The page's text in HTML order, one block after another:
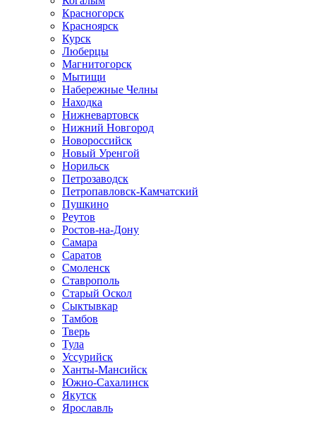
Красногорск
Красноярск
Курск
Люберцы
Магнитогорск
Мытищи
Набережные Челны
Находка
Нижневартовск
Нижний Новгород
Новороссийск
Новый Уренгой
Норильск
Петрозаводск
Петропавловск-Камчатский
Пушкино
Реутов
Ростов-на-Дону
Самара
Саратов
Смоленск
Ставрополь
Старый Оскол
Сыктывкар
Тамбов
Тверь
Тула
Уссурийск
Ханты-Мансийск
Южно-Сахалинск
Якутск
Ярославль